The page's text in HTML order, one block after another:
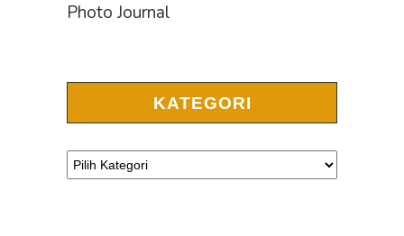
Photo Journal
KATEGORI